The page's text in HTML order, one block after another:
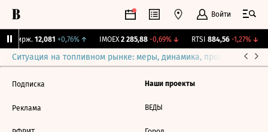
Войти
Бирж. 12,081 +0,76%↑ IMOEX 2 285,88 -0,69%↓ RTSI 884,56 -1,27%↓
Ситуация на топливном рынке: меры, динамика, прогнозы
Подписка
Реклама
Наши проекты
ВЕДЫ